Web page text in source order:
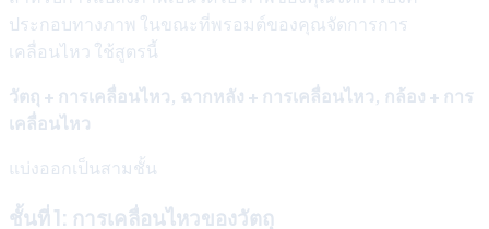
ประกอบทางภาพ ในขณะที่พรอมต์ของคุณจัดการการ
เคลื่อนไหว ใช้สูตรนี้
วัตถุ + การเคลื่อนไหว, ฉากหลัง + การเคลื่อนไหว, กล้อง + การ
เคลื่อนไหว
แบ่งออกเป็นสามชั้น
ชั้นที่ 1: การเคลื่อนไหวของวัตถุ